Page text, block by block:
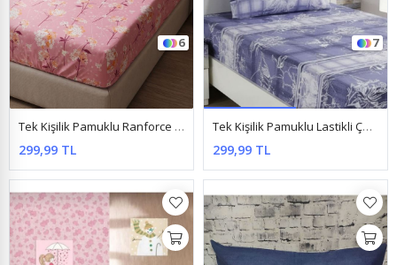
6
Tek Kişilik Pamuklu Ranforce Kumaş Lastikli Çarşaf Takımı Papatya Pembe
299,99 TL
7
Tek Kişilik Pamuklu Lastikli Çarşaf Takımı 100X200 & 120X200 Mor
299,99 TL